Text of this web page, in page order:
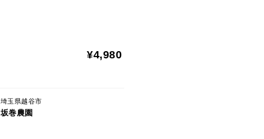
¥4,980
埼玉県越谷市
坂巻農園